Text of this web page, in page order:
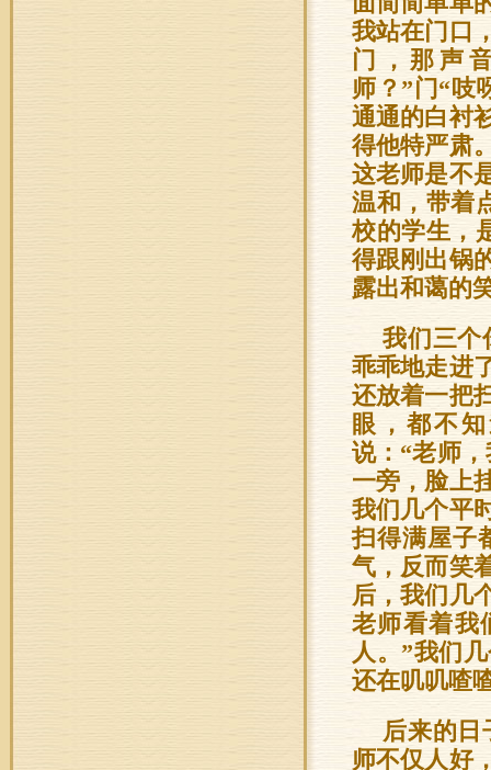
我站在门口
门，那声
师？”门“吱
通通的白衬
得他特严肃
这老师是不
温和，带着
校的学生，
得跟刚出锅
露出和蔼的
我们三个
乖乖地走进
还放着一把
眼，都不
说：“老师
一旁，脸上
我们几个平
扫得满屋子
气，反而笑
后，我们几
老师看着我
人。”我们
还在叽叽喳
后来的日
师不仅人好